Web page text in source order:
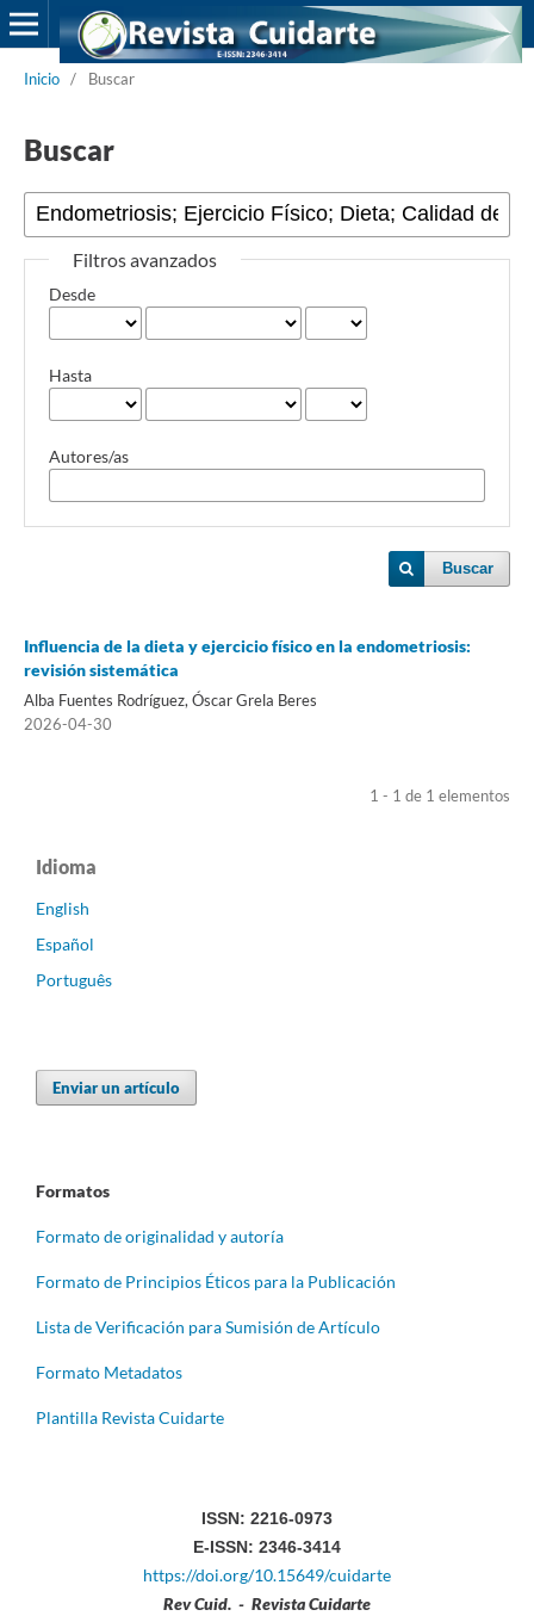
Inicio / Buscar
Buscar
Filtros avanzados
Desde
Hasta
Autores/as
Buscar
Influencia de la dieta y ejercicio físico en la endometriosis:
revisión sistemática
Alba Fuentes Rodríguez, Óscar Grela Beres
2026-04-30
1 - 1 de 1 elementos
Idioma
English
Español
Português
Enviar un artículo
Formatos
Formato de originalidad y autoría
Formato de Principios Éticos para la Publicación
Lista de Verificación para Sumisión de Artículo
Formato Metadatos
Plantilla Revista Cuidarte
ISSN: 2216-0973
E-ISSN: 2346-3414
https://doi.org/10.15649/cuidarte
Rev Cuid. - Revista Cuidarte